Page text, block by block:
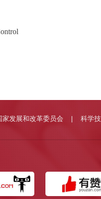
家发展和改革委员会 | 科学